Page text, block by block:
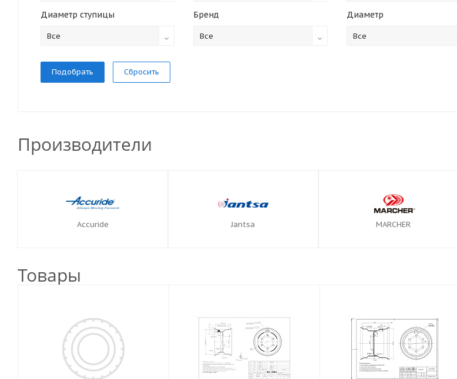
Диаметр ступицы
Все
Бренд
Все
Диаметр
Все
Сбросить
Производители
Accuride Jantsa MARCHER
Товары